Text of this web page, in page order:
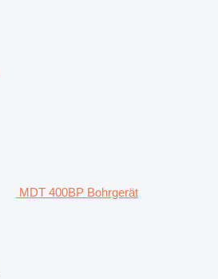
MDT 400BP Bohrgerät